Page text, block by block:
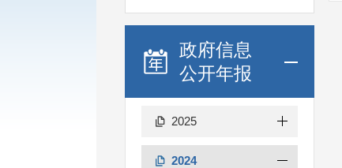
政府信息
公开年报
2025
2024